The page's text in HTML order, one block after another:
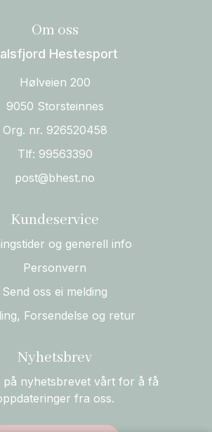
Om oss
Hestesport
Hølveien 200
9050 Storsteinnes
Org. nr. 926520458
Tlf: 99563390
post@bhest.no
Kundeservice
og generell info
Personvern
Send oss ei melding
Forsendelse og retur
Nyhetsbrev
på nyhetsbrevet vårt for å få
fra oss.